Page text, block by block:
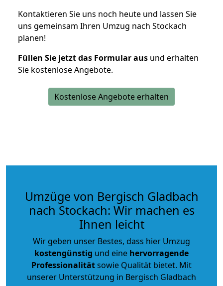
Kontaktieren Sie uns noch heute und lassen Sie
uns gemeinsam Ihren Umzug nach Stockach
planen!
Füllen Sie jetzt das Formular aus und erhalten
Sie kostenlose Angebote.
Kostenlose Angebote erhalten
Umzüge von Bergisch Gladbach
nach Stockach: Wir machen es
Ihnen leicht
Wir geben unser Bestes, dass hier Umzug
kostengünstig und eine hervorragende
Professionalitätsowie Qualität bietet. Mit
unserer Unterstützung in Bergisch Gladbach